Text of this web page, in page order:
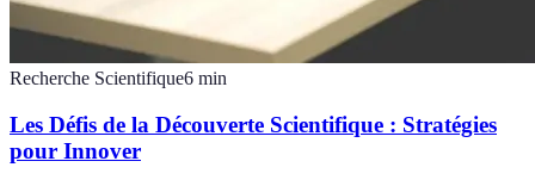
Recherche Scientifique6 min
Les Défis de la Découverte Scientifique : Stratégies
pour Innover